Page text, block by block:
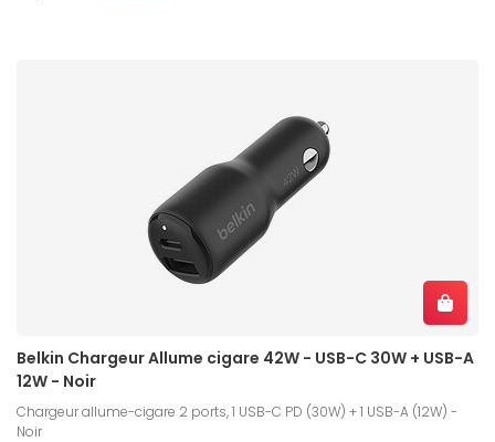
Belkin Chargeur Allume cigare 42W - USB-C 30W + USB-A
12W - Noir
Chargeur allume-cigare 2 ports, 1 USB-C PD (30W) + 1 USB-A (12W) -
Noir